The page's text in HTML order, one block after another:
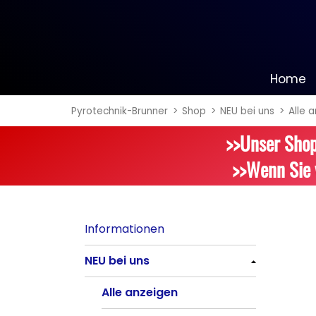
Home
Alle anzeigen
Alle anzeigen
Pyrotechnik-Brunner Shop NEU bei uns Alle
>>Unser
>>Wenn
Informationen
NEU bei uns
Alle anzeigen